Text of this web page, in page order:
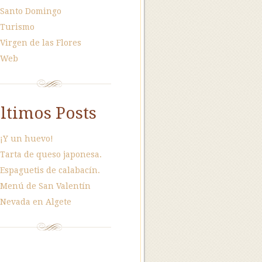
Santo Domingo
Turismo
Virgen de las Flores
Web
Posts
¡Y un huevo!
Tarta de queso japonesa.
Espaguetis de calabacín.
Menú de San Valentín
Nevada en Algete